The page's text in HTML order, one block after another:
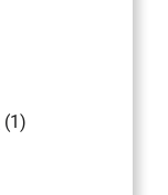
(1)